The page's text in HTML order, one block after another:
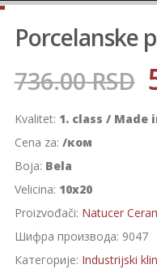
Porcelanske
736.00RSD
Kvalitet: 1. class / Made
Cena za: /ком
Boja: Bela
Velicina: 10x20
Proizvođači: Natucer
Шифра производа: 9047
Категорије: Industrijski